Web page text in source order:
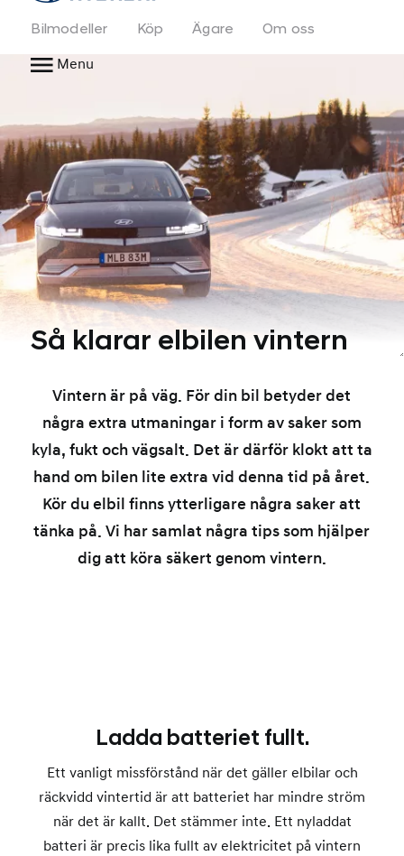
Bilmodeller Köp Ägare
Om oss
Menu
Så klarar elbilen vintern
Vintern är på väg. För din bil betyder det
några extra utmaningar i form av saker som
kyla, fukt och vägsalt. Det är därför klokt att ta
hand om bilen lite extra vid denna tid på året.
Kör du elbil finns ytterligare några saker att
tänka på. Vi har samlat några tips som hjälper
dig att köra säkert genom vintern.
Ladda batteriet fullt.
Ett vanligt missförstånd när det gäller elbilar och
räckvidd vintertid är att batteriet har mindre ström
när det är kallt. Det stämmer inte. Ett nyladdat
batteri är precis lika fullt av elektricitet på vintern